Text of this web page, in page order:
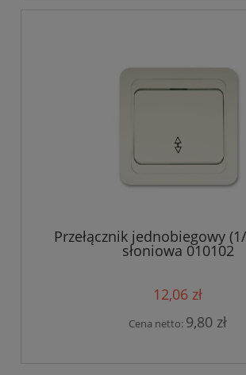
Przełącznik jednobiegowy
słoniowa 010102
12,06 zł
Cena netto: 9,80 zł